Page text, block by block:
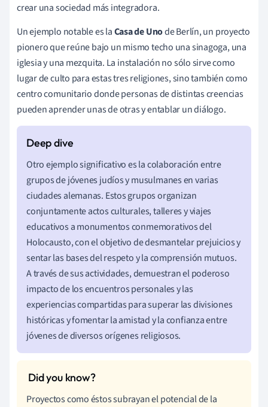
crear una sociedad más integradora.
Un ejemplo notable es laCasa de Unode Berlín, un proyecto
pionero que reúne bajo un mismo techo una sinagoga, una
iglesia y una mezquita. La instalación no sólo sirve como
lugar de culto para estas tres religiones, sino también como
centro comunitario donde personas de distintas creencias
pueden aprender unas de otras y entablar un diálogo.
Otro ejemplo significativo es la colaboración entre
grupos de jóvenes judíos y musulmanes en varias
ciudades alemanas. Estos grupos organizan
conjuntamente actos culturales, talleres y viajes
educativos a monumentos conmemorativos del
Holocausto, con el objetivo de desmantelar prejuicios y
sentar las bases del respeto y la comprensión mutuos.
A través de sus actividades, demuestran el poderoso
impacto de los encuentros personales y las
experiencias compartidas para superar las divisiones
históricas y fomentar la amistad y la confianza entre
jóvenes de diversos orígenes religiosos.
Proyectos como éstos subrayan el potencial de la